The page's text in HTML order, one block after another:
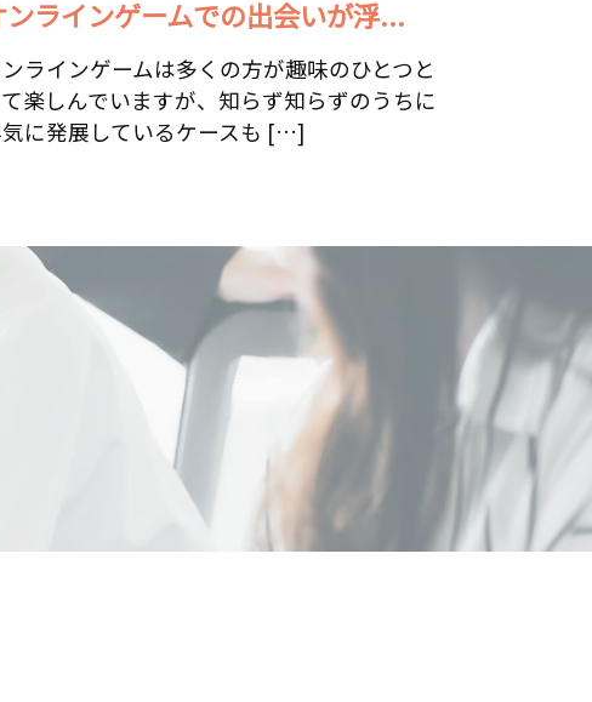
ンラインゲームでの出会いが浮...
ラインゲームは多くの方が趣味のひとつと
て楽しんでいますが、知らず知らずのうちに
に発展しているケースも […]